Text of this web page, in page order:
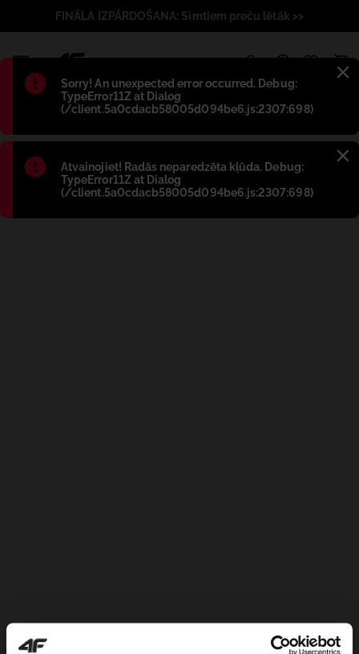
Błąd:
Sorry! An unexpected error occurred. Debug:
TypeError11Z at Dialog
(/client.5a0cdacb58005d094be6.js:2307:698)
Błąd:
Atvainojiet! Radās neparedzēta kļūda. Debug:
TypeError11Z at Dialog
(/client.5a0cdacb58005d094be6.js:2307:698)
FINĀLA IZPĀRDOŠANA: Simtiem preču lētāk >>